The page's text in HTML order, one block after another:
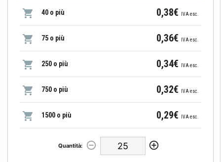
40 o più 0,38€ IVA esc.
75 o più 0,36€ IVA esc.
250 o più 0,34€ IVA esc.
750 o più 0,32€ IVA esc.
1500 o più 0,29€ IVA esc.
Quantità: